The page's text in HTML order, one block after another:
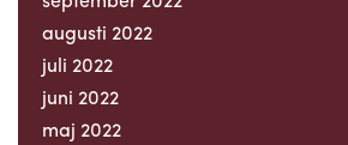
augusti 2022
juli 2022
juni 2022
maj 2022